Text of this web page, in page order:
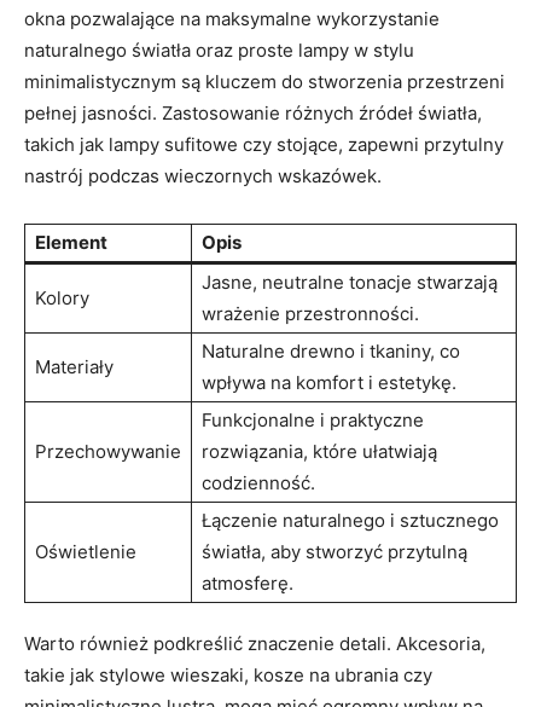
okna pozwalające na maksymalne wykorzystanie
naturalnego światła oraz proste lampy w stylu
minimalistycznym są kluczem do stworzenia przestrzeni
pełnej jasności. Zastosowanie różnych źródeł światła,
takich jak lampy sufitowe czy stojące, zapewni przytulny
nastrój podczas wieczornych wskazówek.
Element Opis
Kolory
Jasne, neutralne tonacje stwarzają
wrażenie przestronności.
Materiały
Naturalne drewno i tkaniny, co
wpływa na komfort i estetykę.
Przechowywanie
Funkcjonalne i praktyczne
rozwiązania, które ułatwiają
codzienność.
Oświetlenie
Łączenie naturalnego i sztucznego
światła, aby stworzyć przytulną
atmosferę.
Warto również podkreślić znaczenie detali. Akcesoria,
takie jak stylowe wieszaki, kosze na ubrania czy